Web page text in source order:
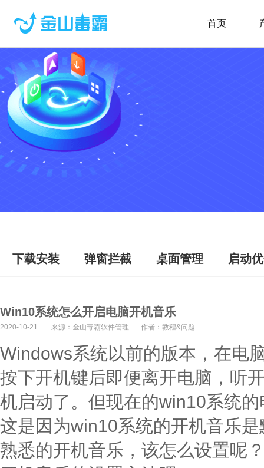
首页
下载安装 弹窗拦截 桌面管理 启动
Win10系统怎么开启电脑开机音乐
2020-10-21 来源：金山毒霸软件管理 作者：教程&问题
Windows系统以前的版本，在电
按下开机键后即便离开电脑，听
机启动了。但现在的win10系统
这是因为win10系统的开机音乐
熟悉的开机音乐，该怎么设置呢